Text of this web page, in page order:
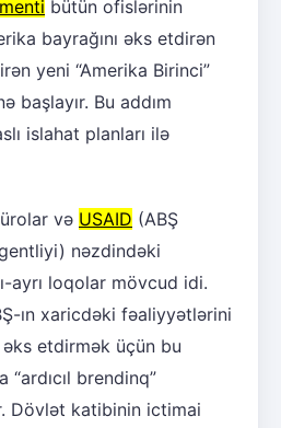
bütün ofislərinin
bayrağını əks etdirən
yeni “Amerika Birinci”
başlayır. Bu addım
islahat planları ilə
və USAID (ABŞ
nəzdindəki
ayrı loqolar mövcud idi.
ın xaricdəki fəaliyyətlərini
etdirmək üçün bu
“ardıcıl brendinq”
Dövlət katibinin ictimai